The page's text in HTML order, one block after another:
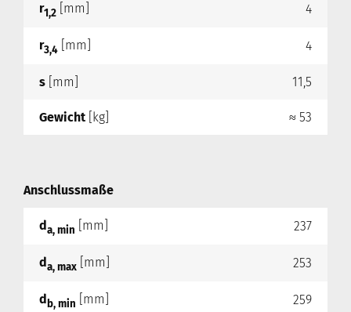
r1,2 [mm] 4
r3,4 [mm] 4
s [mm] 11,5
Gewicht [kg] ≈ 53
Anschlussmaße
da, min [mm] 237
da, max [mm] 253
db, min [mm] 259